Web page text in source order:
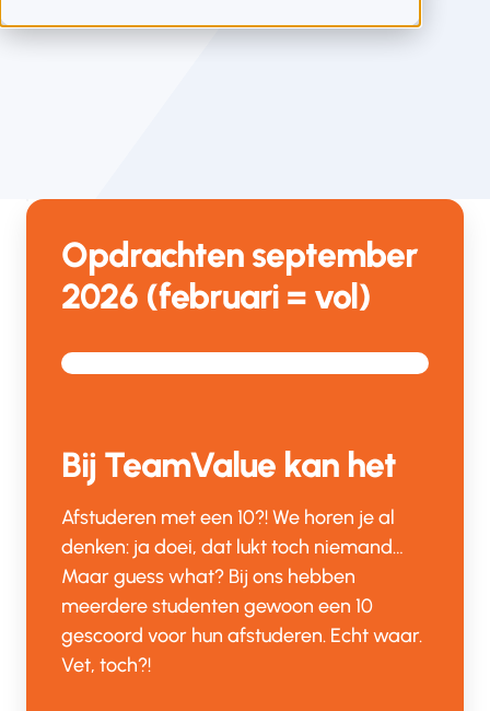
Bij TeamValue kan het
Afstuderen met een 10?! We horen je al
denken: ja doei, dat lukt toch niemand…
Maar guess what? Bij ons hebben
meerdere studenten gewoon een 10
gescoord voor hun afstuderen. Echt waar.
Vet, toch?!
Opdrachten september
2026 (februari = vol)